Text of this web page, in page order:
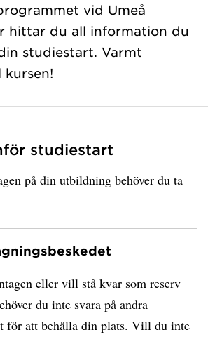
vid Umeå
hittar du all information du
studiestart. Varmt
studiestart
på din utbildning behöver du ta
eller vill stå kvar som reserv
du inte svara på andra
för att behålla din plats. Vill du inte